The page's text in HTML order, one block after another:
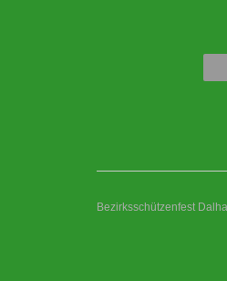
Bezirksschützenfest